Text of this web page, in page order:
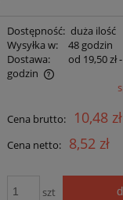
Dostępność: duża ilość
Wysyłka w:
48 godzin
Dostawa:
od 19,50 zł
godzin
Cena brutto: 10,48 zł
Cena netto: 8,52 zł
szt